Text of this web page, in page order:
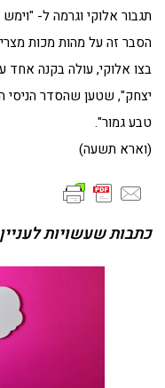
תגבור אלוקי וגרמה ל-
הסבר זה על מהות מכות
בצו אלוקי, עולה בקנה
יצחק", שטען שהסדר הניסי
טבע גמור".
(וארא תשעה)
כתבות שעשויות